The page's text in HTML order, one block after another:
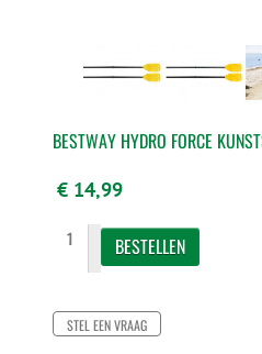
BESTWAY HYDRO FORCE
€ 14,99
STEL EEN VRAAG